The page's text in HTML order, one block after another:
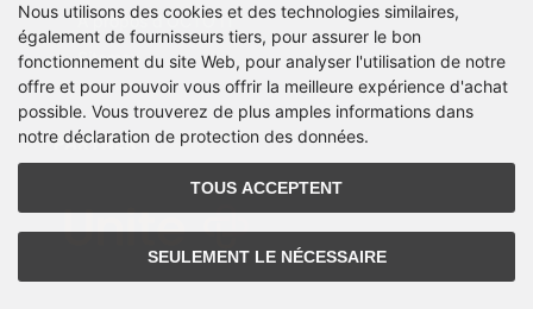
À propos d’OCTO IT
Sitemap
PARTNER
Nous utilisons des cookies et des technologies similaires,
également de fournisseurs tiers, pour assurer le bon
fonctionnement du site Web, pour analyser l'utilisation de notre
offre et pour pouvoir vous offrir la meilleure expérience d'achat
possible. Vous trouverez de plus amples informations dans
notre déclaration de protection des données.
TOUS ACCEPTENT
SEULEMENT LE NÉCESSAIRE